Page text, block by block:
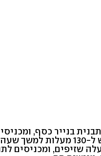
בנייר כסף,
50 דקות.